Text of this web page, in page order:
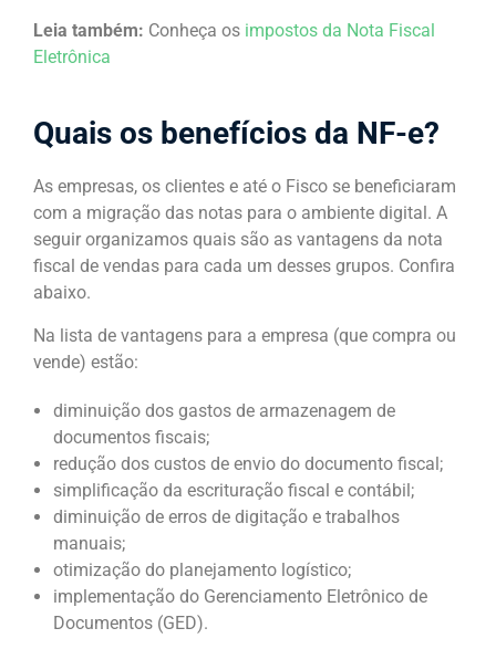
Leia também: Conheça os impostos da Nota Fiscal
Eletrônica
Quais os benefícios da NF-e?
As empresas, os clientes e até o Fisco se beneficiaram
com a migração das notas para o ambiente digital. A
seguir organizamos quais são as vantagens da nota
fiscal de vendas para cada um desses grupos. Confira
abaixo.
Na lista de vantagens para a empresa (que compra ou
vende) estão:
diminuição dos gastos de armazenagem de
documentos fiscais;
redução dos custos de envio do documento fiscal;
simplificação da escrituração fiscal e contábil;
diminuição de erros de digitação e trabalhos
manuais;
otimização do planejamento logístico;
implementação do Gerenciamento Eletrônico de
Documentos (GED).